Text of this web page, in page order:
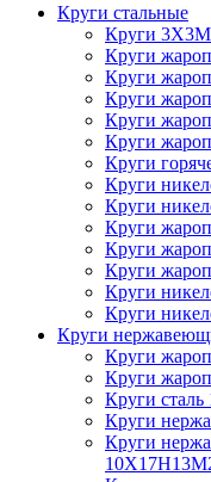
Круги стальные
Круги
Круги
Круги
Круги
Круги
Круги
Круги
Круги
Круги
Круги
Круги
Круги
Круги
Круги
Круги
Круги
Круги
Круги
Круги
Круги